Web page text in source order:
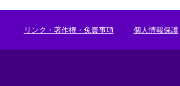
リンク・著作権・免責事項 個人情報保護